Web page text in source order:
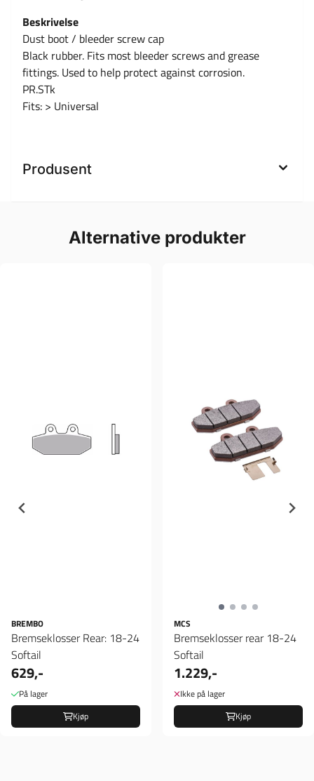
Beskrivelse
Dust boot / bleeder screw cap
Black rubber. Fits most bleeder screws and grease
fittings. Used to help protect against corrosion.
PR.STk
Fits: > Universal
Produsent
Alternative produkter
BREMBO
Bremseklosser Rear: 18-24
Softail
629,-
På lager
Kjøp
MCS
Bremseklosser rear 18-24
Softail
1.229,-
Ikke på lager
Kjøp